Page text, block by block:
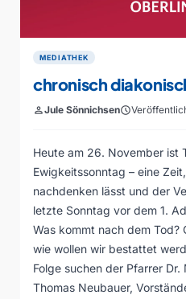
MEDIATHEK
chronisch
personJule Sönnichsenschedule
Heute am 26. November ist
Ewigkeitssonntag – eine
nachdenken lässt und der
letzte Sonntag vor dem 1.
Was kommt nach dem Tod?
wie wollen wir bestattet
Folge suchen der Pfarrer
Thomas Neubauer,